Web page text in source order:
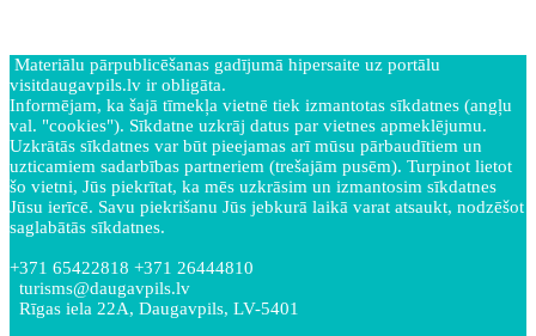
Materiālu pārpublicēšanas gadījumā hipersaite uz portālu
visitdaugavpils.lv ir obligāta.
Informējam, ka šajā tīmekļa vietnē tiek izmantotas sīkdatnes (angļu
val. "cookies"). Sīkdatne uzkrāj datus par vietnes apmeklējumu.
Uzkrātās sīkdatnes var būt pieejamas arī mūsu pārbaudītiem un
uzticamiem sadarbības partneriem (trešajām pusēm). Turpinot lietot
šo vietni, Jūs piekrītat, ka mēs uzkrāsim un izmantosim sīkdatnes
Jūsu ierīcē. Savu piekrišanu Jūs jebkurā laikā varat atsaukt, nodzēšot
saglabātās sīkdatnes.
+371 65422818 +371 26444810
turisms@daugavpils.lv
Rīgas iela 22A, Daugavpils, LV-5401